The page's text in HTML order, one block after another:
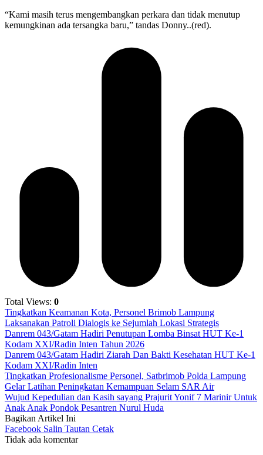
“Kami masih terus mengembangkan perkara dan tidak menutup
kemungkinan ada tersangka baru,” tandas Donny..(red).
Total Views: 0
Tingkatkan Keamanan Kota, Personel Brimob Lampung
Laksanakan Patroli Dialogis ke Sejumlah Lokasi Strategis
Danrem 043/Gatam Hadiri Penutupan Lomba Binsat HUT Ke-1
Kodam XXI/Radin Inten Tahun 2026
Danrem 043/Gatam Hadiri Ziarah Dan Bakti Kesehatan HUT Ke-1
Kodam XXI/Radin Inten
Tingkatkan Profesionalisme Personel, Satbrimob Polda Lampung
Gelar Latihan Peningkatan Kemampuan Selam SAR Air
Wujud Kepedulian dan Kasih sayang Prajurit Yonif 7 Marinir Untuk
Anak Anak Pondok Pesantren Nurul Huda
Bagikan Artikel Ini
Facebook Salin Tautan Cetak
Tidak ada komentar